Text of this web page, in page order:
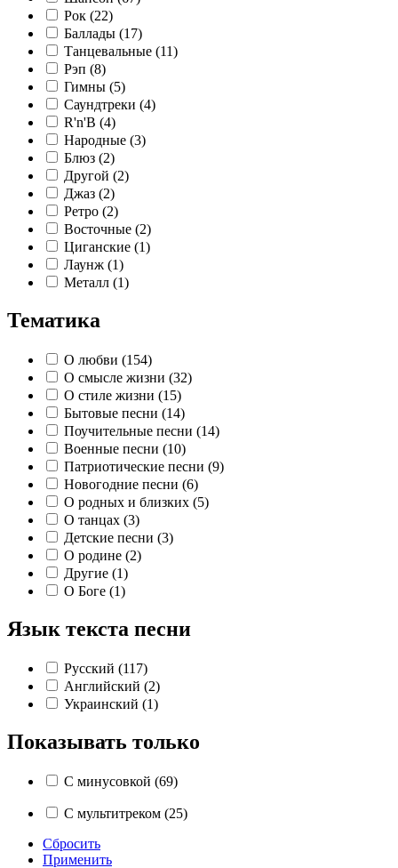
Рок (22)
Баллады (17)
Танцевальные (11)
Рэп (8)
Гимны (5)
Саундтреки (4)
R'n'B (4)
Народные (3)
Блюз (2)
Другой (2)
Джаз (2)
Ретро (2)
Восточные (2)
Циганские (1)
Лаунж (1)
Металл (1)
Тематика
О любви (154)
О смысле жизни (32)
О стиле жизни (15)
Бытовые песни (14)
Поучительные песни (14)
Военные песни (10)
Патриотические песни (9)
Новогодние песни (6)
О родных и близких (5)
О танцах (3)
Детские песни (3)
О родине (2)
Другие (1)
О Боге (1)
Язык текста песни
Русский (117)
Английский (2)
Украинский (1)
Показывать только
С минусовкой (69)
С мультитреком (25)
Сбросить
Применить